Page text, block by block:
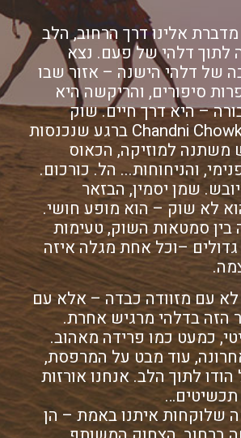
מדברת אלינו דרך הרחוב, הלב
לתוך דלהי של פעם. נצא
של דלהי הישנה – אזור שבו
סיפורים, והריקשה היא
– היא דרך חיים. שוק
צ’אנדי צ’וק – Chandni Chowk ברגע שנכנסות
משתנה למוזיקה, הכאוס
והניחוחות... הל. כורכום.
שמן יסמין, הבזאר
לא שוק – הוא מופע חושי.
בין סמטאות השוק, טעימות
גדולים –וכל אחת מגלה איזה
לא עם מזוודה כבדה – אלא עם
הזה בדלהי מרגיש אחרת.
כמעט כמו פרידה מאהוב.
עוד מבט על המרפסת,
לתוך הלב. אנחנו אורזות
תכשיטים…
שלוקחות איתנו באמת – הן